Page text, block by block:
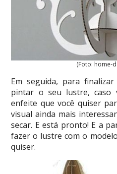
(Foto: home-
Em seguida, para
pintar o seu lustre, caso
enfeite que você quiser
visual ainda mais
secar. E está pronto! E a
fazer o lustre com o
quiser.